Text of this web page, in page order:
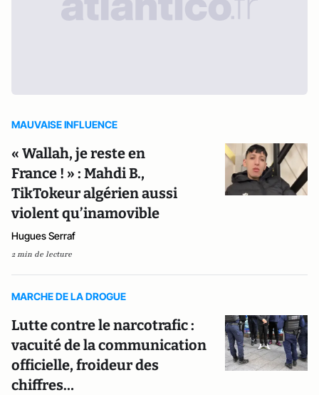
MAUVAISE INFLUENCE
« Wallah, je reste en
France ! » : Mahdi B.,
TikTokeur algérien aussi
violent qu’inamovible
Hugues Serraf
2 min de lecture
MARCHE DE LA DROGUE
Lutte contre le narcotrafic :
vacuité de la communication
officielle, froideur des
chiffres…